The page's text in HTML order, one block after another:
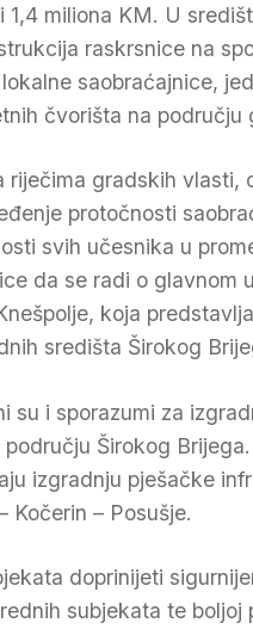
1,4 miliona KM. U
raskrsnice na
lokalne saobraćajnice,
čvorišta na području
riječima gradskih vlasti,
protočnosti
svih učesnika u
da se radi o glavnom
koja
središta Širokog
su i sporazumi za
Širokog
izgradnju pješačke
Kočerin – Posušje.
doprinijeti
subjekata te